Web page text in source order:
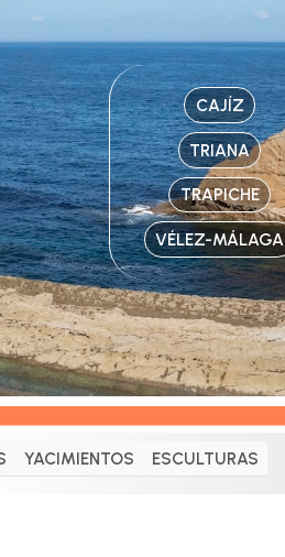
CAJÍZ
TRIANA
TRAPICHE
VÉLEZ-MÁLAGA
YACIMIENTOS ESCULTURAS